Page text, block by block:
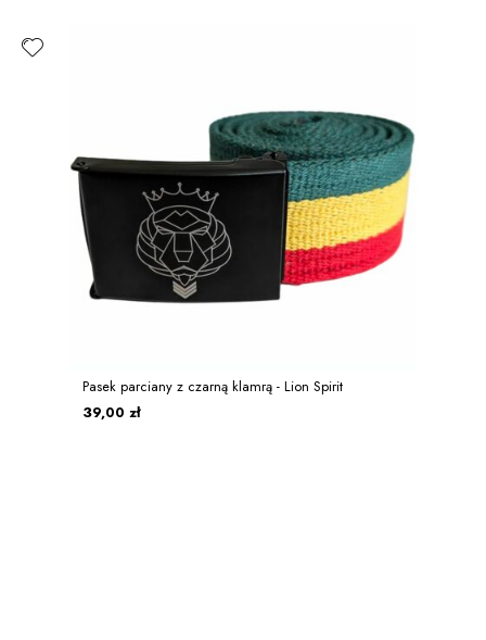
Pasek parciany z czarną klamrą - Lion Spirit
39,00 zł